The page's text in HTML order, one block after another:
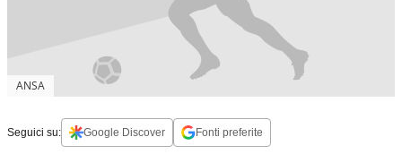
ANSA
Seguici su: Google Discover Fonti preferite